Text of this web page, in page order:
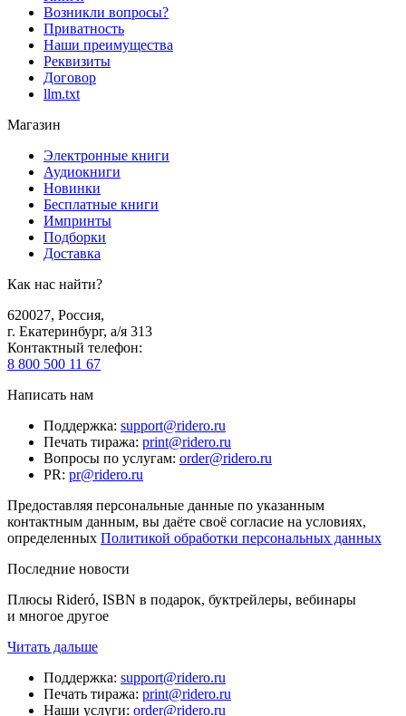
Возникли вопросы?
Приватность
Наши преимущества
Реквизиты
Договор
llm.txt
Магазин
Электронные книги
Аудиокниги
Новинки
Бесплатные книги
Импринты
Подборки
Доставка
Как нас найти?
620027, Россия,
г. Екатеринбург, а/я 313
Контактный телефон:
8 800 500 11 67
Написать нам
Поддержка: support@ridero.ru
Печать тиража: print@ridero.ru
Вопросы по услугам: order@ridero.ru
PR: pr@ridero.ru
Предоставляя персональные данные по указанным
контактным данным, вы даёте своё согласие на условиях,
определенных Политикой обработки персональных данных
Последние новости
Плюсы Rideró, ISBN в подарок, буктрейлеры, вебинары
и многое другое
Читать дальше
Поддержка: support@ridero.ru
Печать тиража: print@ridero.ru
Наши услуги: order@ridero.ru